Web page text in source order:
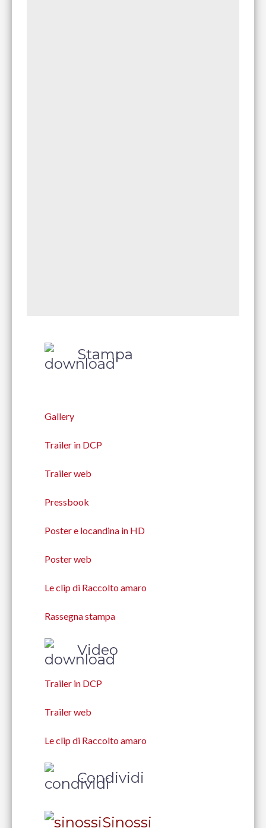
Stampa
Gallery
Trailer in DCP
Trailer web
Pressbook
Poster e locandina in HD
Poster web
Le clip di Raccolto amaro
Rassegna stampa
Video
Trailer in DCP
Trailer web
Le clip di Raccolto amaro
Condividi
Sinossi